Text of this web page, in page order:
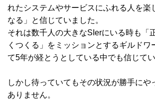
れたシステムやサービスにふれる人を楽
なる」と信じていました。
それは数千人の大きなSIerにいる時も「
くつくる」をミッションとするギルドワ
て5年が経とうとしている中でも信じてい
しかし待っていてもその状況が勝手にや
ありません。